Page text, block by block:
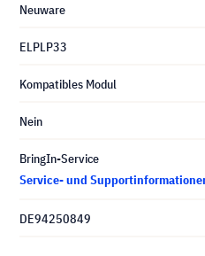
Neuware
ELPLP33
Kompatibles Modul
Nein
BringIn-Service
Service- und
DE94250849